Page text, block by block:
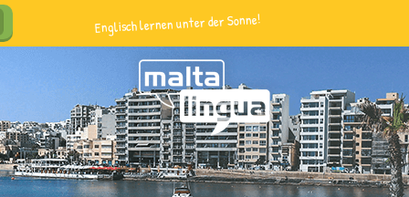
Englisch lernen unter der Sonne!